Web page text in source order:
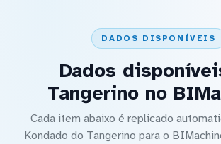
DADOS DISPONÍVEIS
Dados
Tangerino no
Cada item abaixo é replicado
Kondado do Tangerino para o